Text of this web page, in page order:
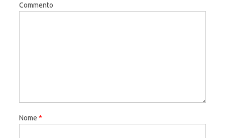
Commento
Nome *